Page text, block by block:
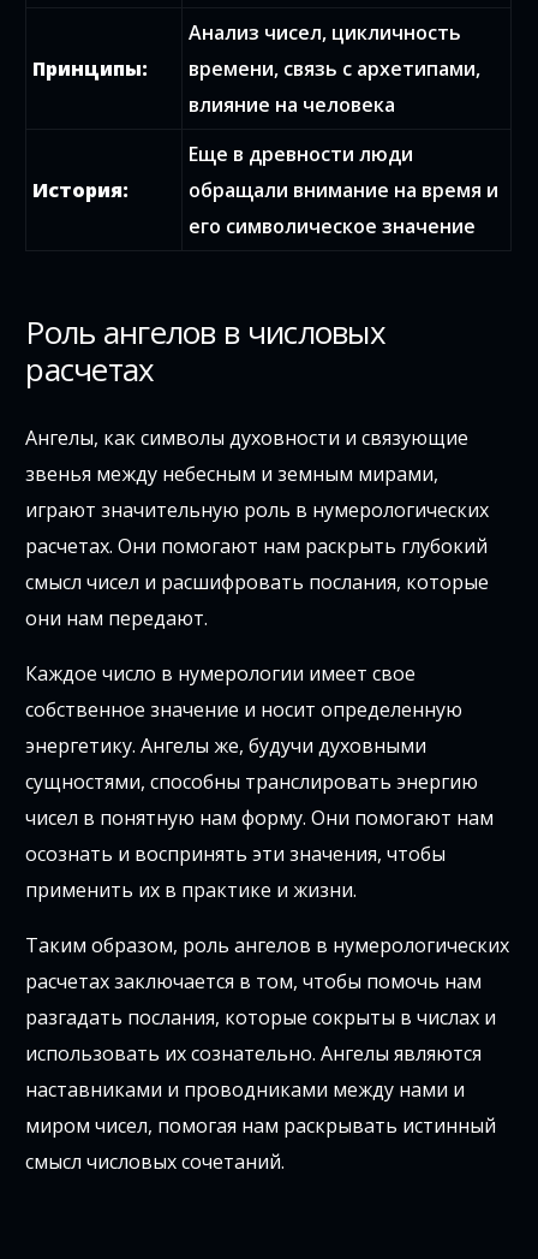
Принципы:
Анализ чисел, цикличность
времени, связь с архетипами,
влияние на человека
История:
Еще в древности люди
обращали внимание на время и
его символическое значение
Роль ангелов в числовых
расчетах
Ангелы, как символы духовности и связующие
звенья между небесным и земным мирами,
играют значительную роль в нумерологических
расчетах. Они помогают нам раскрыть глубокий
смысл чисел и расшифровать послания, которые
они нам передают.
Каждое число в нумерологии имеет свое
собственное значение и носит определенную
энергетику. Ангелы же, будучи духовными
сущностями, способны транслировать энергию
чисел в понятную нам форму. Они помогают нам
осознать и воспринять эти значения, чтобы
применить их в практике и жизни.
Таким образом, роль ангелов в нумерологических
расчетах заключается в том, чтобы помочь нам
разгадать послания, которые сокрыты в числах и
использовать их сознательно. Ангелы являются
наставниками и проводниками между нами и
миром чисел, помогая нам раскрывать истинный
смысл числовых сочетаний.